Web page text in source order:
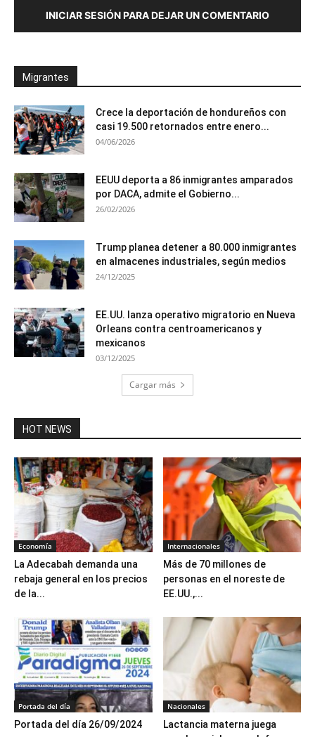
INICIAR SESIÓN PARA DEJAR UN COMENTARIO
Migrantes
Crece la deportación de hondureños con
casi 19.500 retornados entre enero...
04/06/2026
EEUU deporta a 86 inmigrantes amparados
por DACA, admite el Gobierno...
26/02/2026
Trump planea detener a 80.000 inmigrantes
en almacenes industriales, según medios
24/12/2025
EE.UU. lanza operativo migratorio en Nueva
Orleans contra centroamericanos y
mexicanos
03/12/2025
Cargar más
HOT NEWS
Economía
La Adecabah demanda una
rebaja general en los precios
de la...
Internacionales
Más de 70 millones de
personas en el noreste de
EE.UU.,...
Portada del día
Portada del día 26/09/2024
Nacionales
Lactancia materna juega